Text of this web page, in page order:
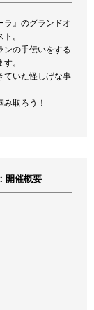
ラ』のグランドオ
。
ンの手伝いをする
。
ていた怪しげな事
取ろう！
開催概要